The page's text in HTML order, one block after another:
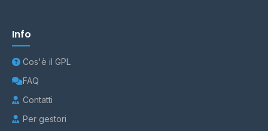
Info
Cos'è il GPL
FAQ
Contatti
Per gestori